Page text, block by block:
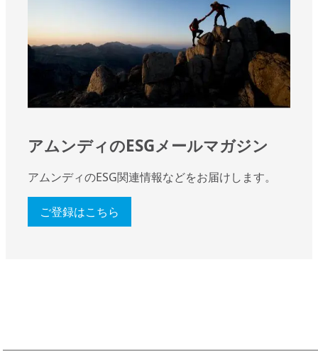
アムンディのESGメールマガジン
アムンディのESG関連情報などをお届けします。
ご登録はこちら